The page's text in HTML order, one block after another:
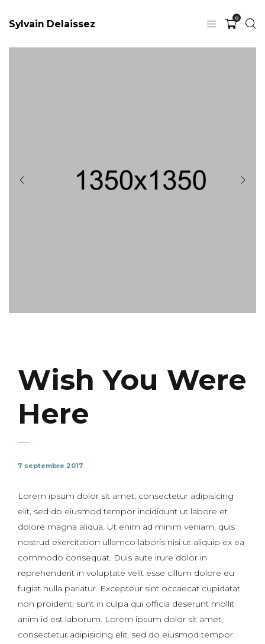
Sylvain Delaissez
0
Wish You Were
Here
7 septembre 2017
Lorem ipsum dolor sit amet, consectetur adipisicing
elit, sed do eiusmod tempor incididunt ut labore et
dolore magna aliqua. Ut enim ad minim veniam, quis
nostrud exercitation ullamco laboris nisi ut aliquip ex ea
commodo consequat. Duis aute irure dolor in
reprehenderit in voluptate velit esse cillum dolore eu
fugiat nulla pariatur. Excepteur sint occaecat cupidatat
non proident, sunt in culpa qui officia deserunt mollit
anim id est laborum. Lorem ipsum dolor sit amet,
consectetur adipisicing elit, sed do eiusmod tempor